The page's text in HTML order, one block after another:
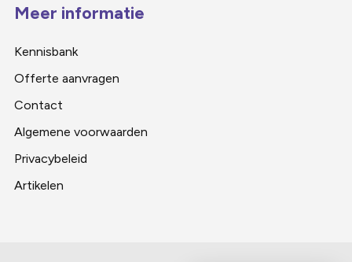
Meer informatie
Kennisbank
Offerte aanvragen
Contact
Algemene voorwaarden
Privacybeleid
Artikelen